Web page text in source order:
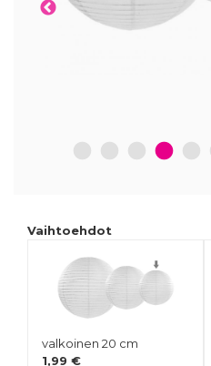
2 3 4 5
Vaihtoehdot
valkoinen 20 cm
1,99 €